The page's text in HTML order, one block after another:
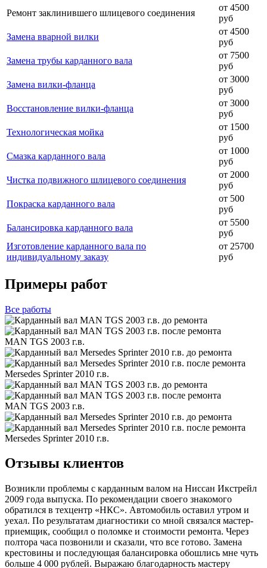
Ремонт заклинившего шлицевого соединения
от 4500
руб
Замена вварной вилки
от 4500
руб
Замена трубы карданного вала
от 7500
руб
Замена вилки-фланца
от 3000
руб
Восстановление вилки-фланца
от 3000
руб
Технологическая мойка
от 1500
руб
Смазка карданного вала
от 1000
руб
Чистка подвижного шлицевого соединения
от 2000
руб
Покраска карданного вала
от 500
руб
Балансировка карданного вала
от 5500
руб
Изготовление карданного вала по
индивидуальному заказу
от 25700
руб
Примеры работ
Все работы
MAN TGS 2003 г.в.
Mersedes Sprinter 2010 г.в.
MAN TGS 2003 г.в.
Mersedes Sprinter 2010 г.в.
Отзывы клиентов
Возникли проблемы с карданным валом на Ниссан Икстрейл
2009 года выпуска. По рекомендации своего знакомого
обратился в техцентр «НКС». Автомобиль оставил утром и
уехал. По результатам диагностики со мной связался мастер-
приемщик, сообщил о поломке и стоимости ремонта. Через
полтора часа позвонили и сказали, что все готово. Замена
крестовины и последующая балансировка обошлись мне чуть
больше 4 000 рублей. Выражаю благодарность мастеру